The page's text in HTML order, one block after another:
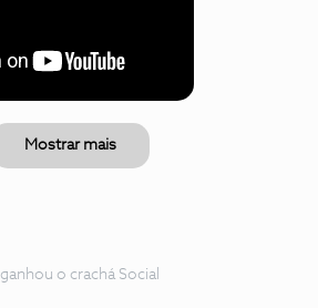
Mostrar mais
ganhou o crachá Social